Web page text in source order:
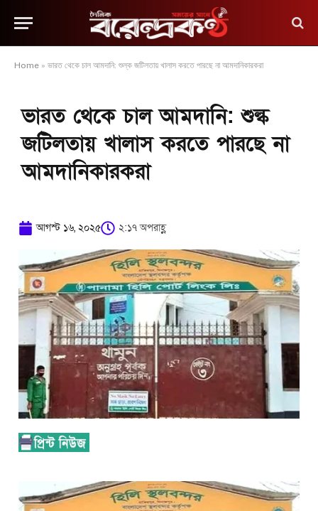
Home » ভারত থেকে চাল আমদানি: শুল্ক জটিলতায় খালাস করতে পারছে না আমদানিকারকরা
ভারত থেকে চাল আমদানি: শুল্ক
জটিলতায় খালাস করতে পারছে না
আমদানিকারকরা
আগস্ট ১৬, ২০২৫ ২:১৭ অপরাহ্ণ